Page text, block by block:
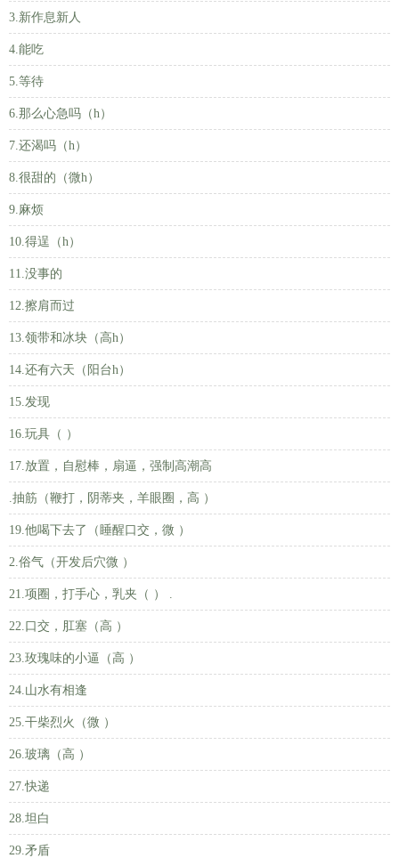
3.新作息新人
4.能吃
5.等待
6.那么心急吗（h）
7.还渴吗（h）
8.很甜的（微h）
9.麻烦
10.得逞（h）
11.没事的
12.擦肩而过
13.领带和冰块（高h）
14.还有六天（阳台h）
15.发现
16.玩具（ ）
17.放置，自慰棒，扇逼，强制高潮高
.抽筋（鞭打，阴蒂夹，羊眼圈，高 ）
19.他喝下去了（睡醒口交，微 ）
2.俗气（开发后穴微 ）
21.项圈，打手心，乳夹（ ） .
22.口交，肛塞（高 ）
23.玫瑰味的小逼（高 ）
24.山水有相逢
25.干柴烈火（微 ）
26.玻璃（高 ）
27.快递
28.坦白
29.矛盾